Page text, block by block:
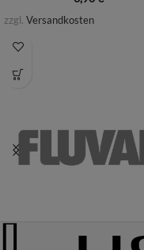
zzgl. Versandkosten